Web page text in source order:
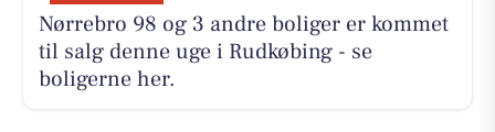
Nørrebro 98 og 3 andre boliger er kommet
til salg denne uge i Rudkøbing - se
boligerne her.